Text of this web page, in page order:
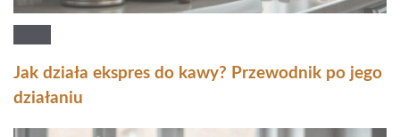
Jak działa ekspres do kawy? Przewodnik po jego
działaniu